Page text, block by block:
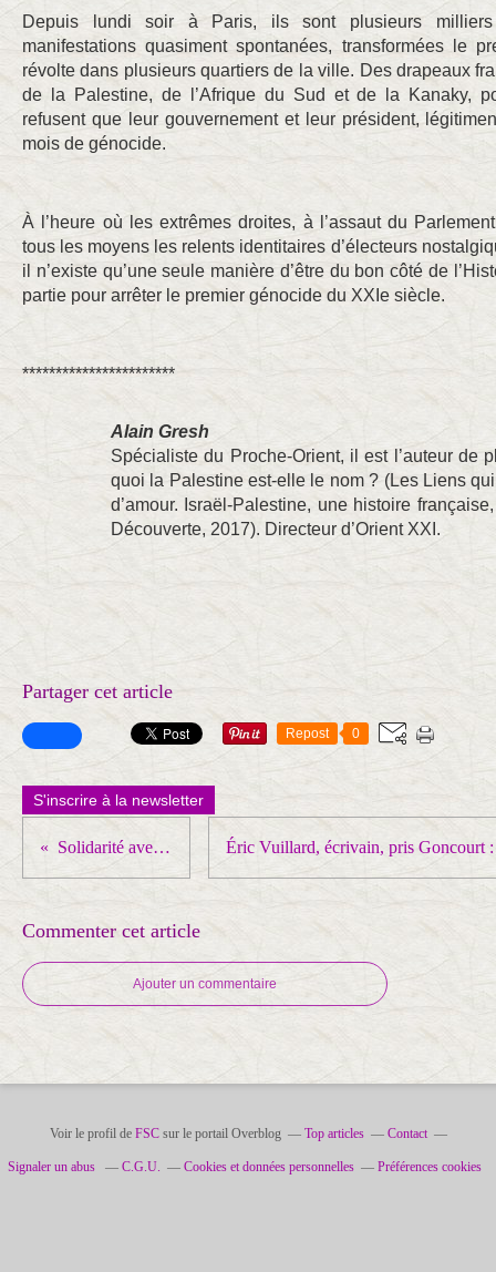
Depuis lundi soir à Paris, ils sont plusieurs
manifestations quasiment spontanées, transformées le
révolte dans plusieurs quartiers de la ville. Des drapeaux
de la Palestine, de l’Afrique du Sud et de la Kanaky,
refusent que leur gouvernement et leur président,
mois de génocide.
À l’heure où les extrêmes droites, à l’assaut du
tous les moyens les relents identitaires d’électeurs
il n’existe qu’une seule manière d’être du bon côté de
partie pour arrêter le premier génocide du XXIe siècle.
***********************
Alain Gresh
Spécialiste du Proche-Orient, il est l’auteur de
quoi la Palestine est-elle le nom ? (Les Liens
d’amour. Israël-Palestine, une histoire
Découverte, 2017). Directeur d’Orient XXI.
Partager cet article
Repost 0
S'inscrire à la newsletter
Solidarité avec la Palestine
Commenter cet article
Ajouter un commentaire
Voir le profil de FSCsur le portail Overblog Top articles Contact
Signaler un abus C.G.U. Cookies et données personnelles Préférences cookies